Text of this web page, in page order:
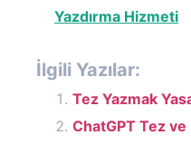
Yazdırma Hizmeti
İlgili Yazılar:
Tez Yazmak
ChatGPT Tez ve